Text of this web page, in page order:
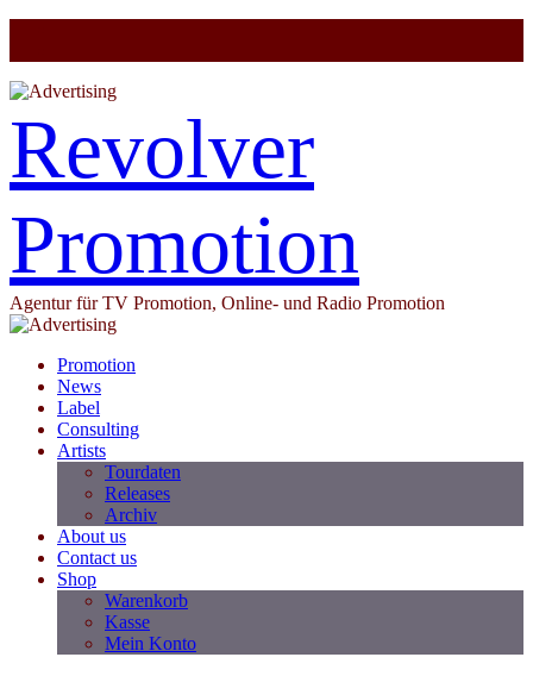
Revolver
Promotion
Agentur für TV Promotion, Online- und Radio Promotion
Promotion
News
Label
Consulting
Artists
Tourdaten
Releases
Archiv
About us
Contact us
Shop
Warenkorb
Kasse
Mein Konto